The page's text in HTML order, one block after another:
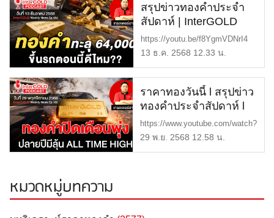
สรุปข่าวทองคำประจำ
สัปดาห์ | InterGOLD
WEEKLY NEWS
EP.184 | ราคาทองวันนี้ |
ทองคำราคา
https://youtu.be/f8YgmVDNrI4
📌Intergold Weekly News สรุ […]
13 ธ.ค. 2568 12.33 น.
ราคาทองวันนี้ l สรุปข่าว
ทองคำประจำสัปดาห์ l
InterGold Weekly
NEWS Ep.182
https://www.youtube.com/watch?
v=WN6VF8_TylQ 📌Int […]
29 พ.ย. 2568 12.58 น.
หมวดหมู่บทความ